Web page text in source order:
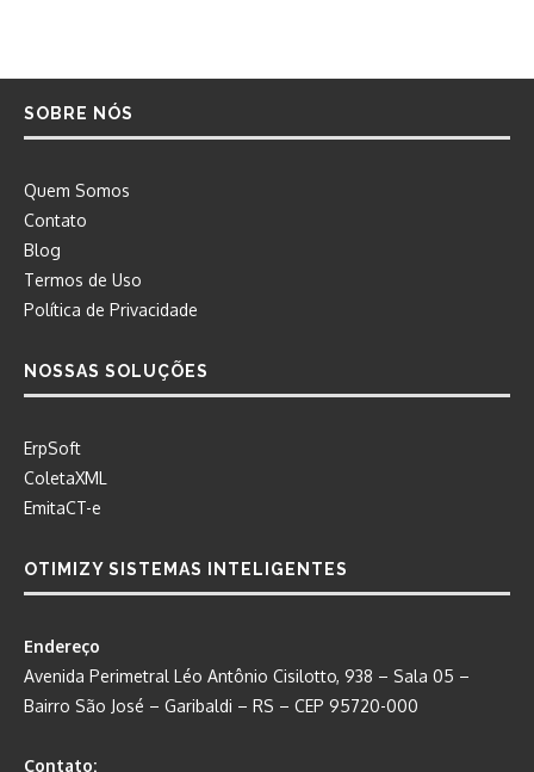
SOBRE NÓS
Quem Somos
Contato
Blog
Termos de Uso
Política de Privacidade
NOSSAS SOLUÇÕES
ErpSoft
ColetaXML
EmitaCT-e
OTIMIZY SISTEMAS INTELIGENTES
Endereço
Avenida Perimetral Léo Antônio Cisilotto, 938 – Sala 05 –
Bairro São José – Garibaldi – RS – CEP 95720-000
Contato: